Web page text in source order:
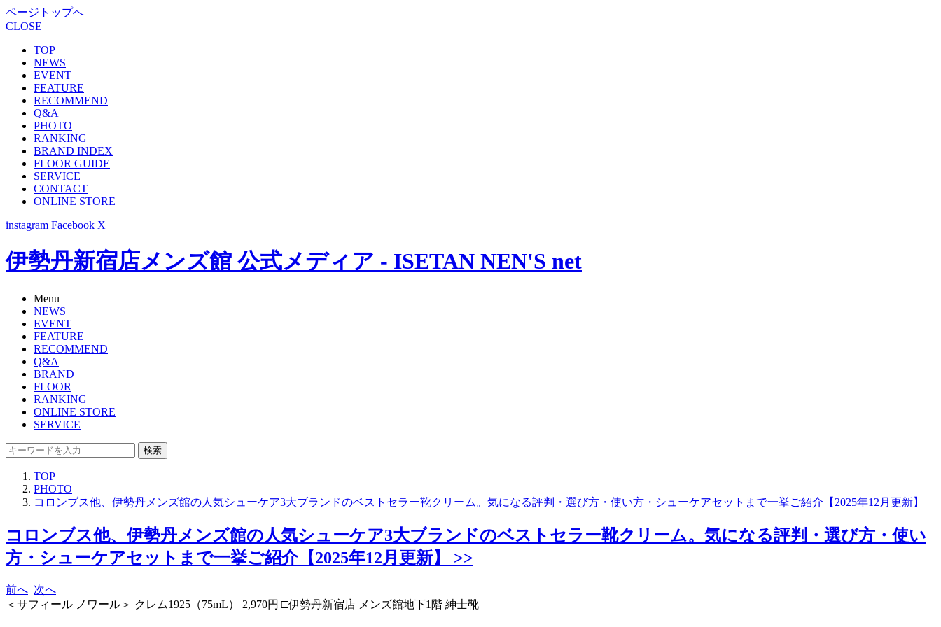
ページトップへ
CLOSE
TOP
NEWS
EVENT
FEATURE
RECOMMEND
Q&A
PHOTO
RANKING
BRAND INDEX
FLOOR GUIDE
SERVICE
CONTACT
ONLINE STORE
instagram Facebook X
伊勢丹新宿店メンズ館 公式メディア - ISETAN NEN'S net
Menu
NEWS
EVENT
FEATURE
RECOMMEND
Q&A
BRAND
FLOOR
RANKING
ONLINE STORE
SERVICE
検索
TOP
PHOTO
コロンブス他、伊勢丹メンズ館の人気シューケア3大ブランドのベストセラー靴クリーム。気になる評判・選び方・使い方・シューケアセットまで一挙ご紹介【2025年12月更新】
コロンブス他、伊勢丹メンズ館の人気シューケア3大ブランドのベストセラー靴クリーム。気になる評判・選び方・使い
方・シューケアセットまで一挙ご紹介【2025年12月更新】 >>
前へ 次へ
＜サフィール ノワール＞ クレム1925（75mL） 2,970円 □伊勢丹新宿店 メンズ館地下1階 紳士靴